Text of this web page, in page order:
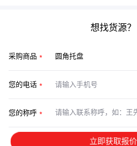
想找货源？
采购商品
您的电话
您的称呼
立即获取报价